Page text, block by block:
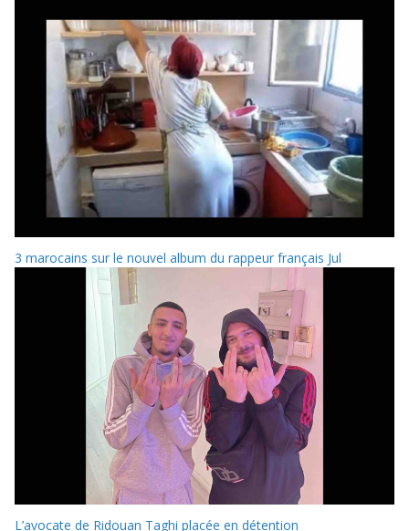
3 marocains sur le nouvel album du rappeur français Jul
L’avocate de Ridouan Taghi placée en détention